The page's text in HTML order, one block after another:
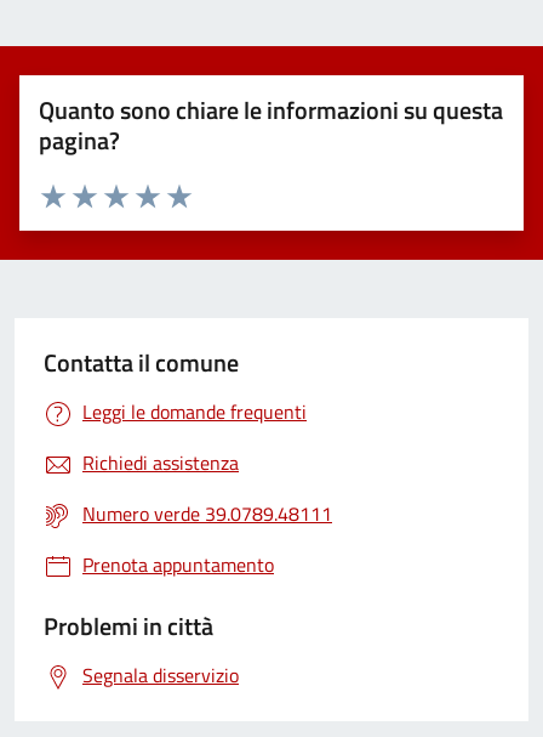
Quanto sono chiare le informazioni su questa
pagina?
Valuta 5 stelle su 5
Valuta 4 stelle su 5
Valuta 3 stelle su 5
Valuta 2 stelle su 5
Valuta 1 stelle su 5
Contatta il comune
Leggi le domande frequenti
Richiedi assistenza
Numero verde 39.0789.48111
Prenota appuntamento
Problemi in città
Segnala disservizio